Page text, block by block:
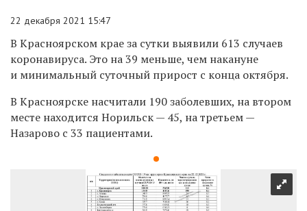
22 декабря 2021 15:47
В Красноярском крае за сутки выявили 613 случаев
коронавируса. Это на 39 меньше, чем накануне
и минимальный суточный прирост с конца октября.
В Красноярске насчитали 190 заболевших, на втором
месте находится Норильск — 45, на третьем —
Назарово с 33 пациентами.